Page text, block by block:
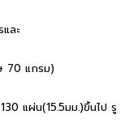
ละ
70 แกรม)
แผ่น(15.5มม.)ขึ้นไป รู